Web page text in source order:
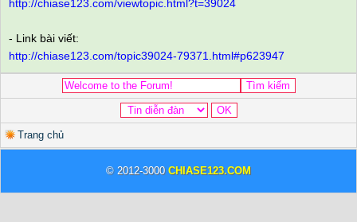
http://chiase123.com/viewtopic.html?t=39024
- Link bài viết:
http://chiase123.com/topic39024-79371.html#p623947
Trang chủ
© 2012-3000 CHIASE123.COM